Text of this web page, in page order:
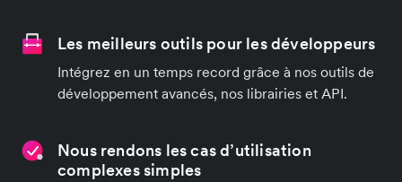
Les meilleurs outils pour les développeurs
Intégrez en un temps record grâce à nos outils de
développement avancés, nos librairies et API.
Nous rendons les cas d’utilisation
complexes simples